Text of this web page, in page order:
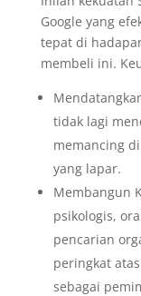
Google yang
tepat di
membeli ini.
tidak lagi
memancing
yang lapar.
Membangun
psikologis,
pencarian
peringkat
sebagai